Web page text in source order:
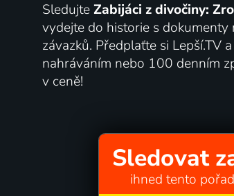
SledujteZabijáci z divočiny:
vydejte do historie s dokumenty
závazků. Předplaťte si Lepší.TV
nahráváním nebo 100 denním
v ceně!
Sledovat
ihned tento